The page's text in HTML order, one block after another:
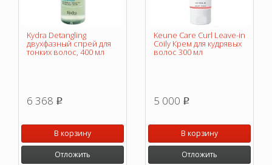
Kydra Detangling
двухфазный спрей для
тонких волос, 400 мл
6 368 p
В корзину
Отложить
Keune Care Curl Leave-in
Coily Крем для кудрявых
волос 300 мл
5 000 p
В корзину
Отложить